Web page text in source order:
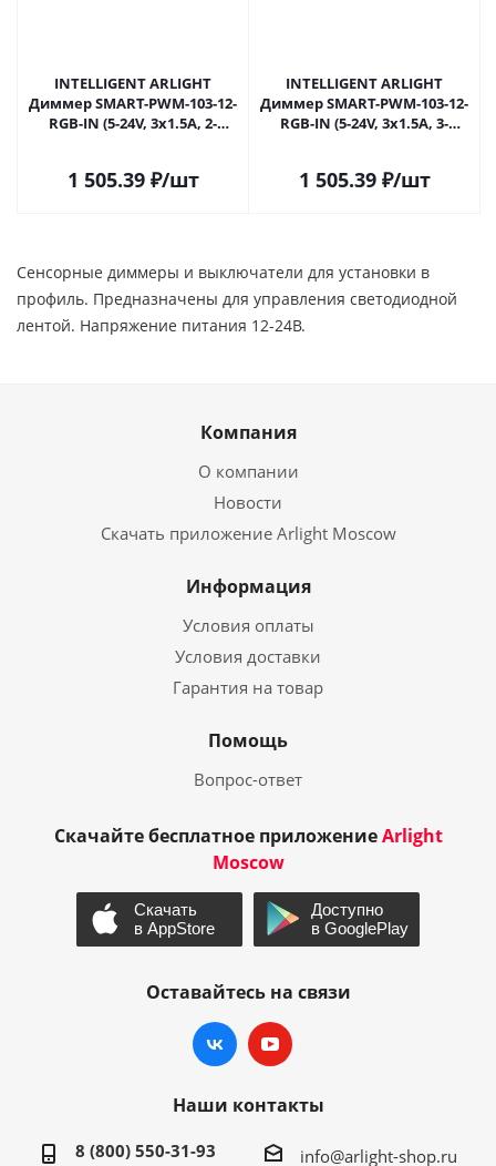
INTELLIGENT ARLIGHT
Диммер SMART-PWM-103-12-
RGB-IN (5-24V, 3x1.5A, 2-
Самаре
1 505.39₽/шт
INTELLIGENT ARLIGHT
Диммер SMART-PWM-103-12-
RGB-IN (5-24V, 3x1.5A, 3-
Самаре
1 505.39₽/шт
Сенсорные диммеры и выключатели для установки в
профиль. Предназначены для управления светодиодной
лентой. Напряжение питания 12-24В.
Компания
О компании
Новости
Скачать приложение Arlight Moscow
Информация
Условия оплаты
Условия доставки
Гарантия на товар
Помощь
Вопрос-ответ
Скачайте бесплатное приложениеArlight
Moscow
Оставайтесь на связи
Наши контакты
8 (800) 550-31-93 info@arlight-shop.ru